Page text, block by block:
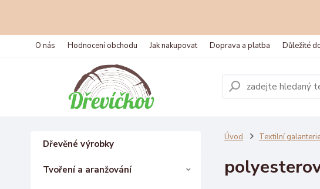
O nás Hodnocení obchodu Jak nakupovat Doprava a platba Důležité
Dřevěné výrobky
Tvoření a aranžování
Úvod Textilní